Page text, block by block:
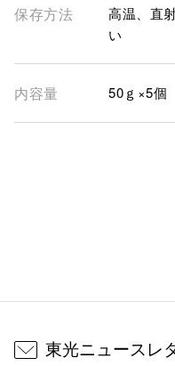
保存方法
高温、直
い
内容量 50ｇ×5個
東光ニュースレ